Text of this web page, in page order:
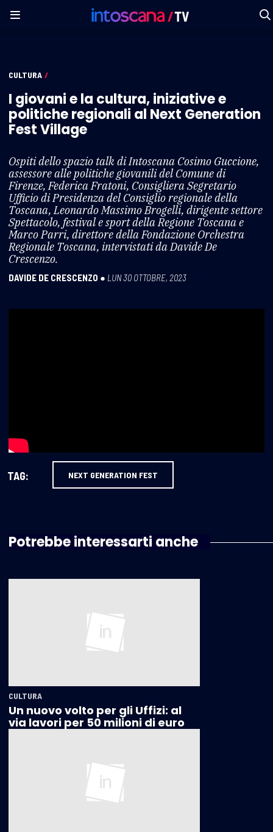
CULTURA /
I giovani e la cultura, iniziative e
politiche regionali al Next Generation
Fest Village
Ospiti dello spazio talk di Intoscana Cosimo Guccione,
assessore alle politiche giovanili del Comune di
Firenze, Federica Fratoni, Consigliera Segretario
Ufficio di Presidenza del Consiglio regionale della
Toscana, Leonardo Massimo Brogelli, dirigente settore
Spettacolo, festival e sport della Regione Toscana e
Marco Parri, direttore della Fondazione Orchestra
Regionale Toscana, intervistati da Davide De
Crescenzo.
DAVIDE DE CRESCENZO ● LUN 30 OTTOBRE, 2023
TAG: NEXT GENERATION FEST
Potrebbe interessarti anche
CULTURA
Un nuovo volto per gli Uffizi: al
via lavori per 50 milioni di euro